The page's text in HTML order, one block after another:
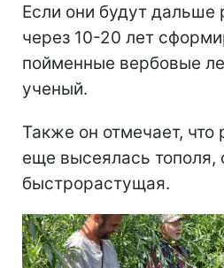
Если они будут дальше
через 10-20 лет
пойменные вербовые
ученый.
Также он отмечает,
еще высеялась тополя,
быстрорастущая.